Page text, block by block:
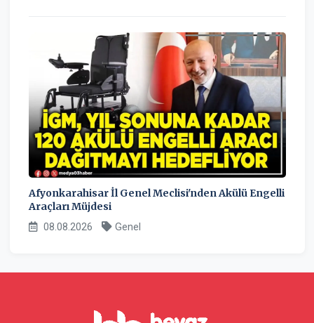
Afyonkarahisar İl Genel Meclisi'nden Akülü Engelli
Araçları Müjdesi
08.08.2026 Genel